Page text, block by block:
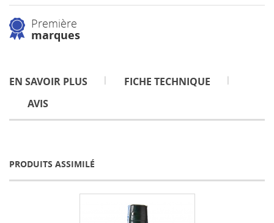
Première
marques
EN SAVOIR PLUS
FICHE TECHNIQUE
AVIS
PRODUITS ASSIMILÉ